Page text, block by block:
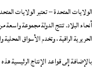
الولايات المتحدة – تعتبر الولايات
أنحاء البلاد. تنتج الدولة مجموعة واسعة
الحريرية الراقية ، وتخدم الأسواق
بالإضافة إلى قواعد الإنتاج الرئيسية